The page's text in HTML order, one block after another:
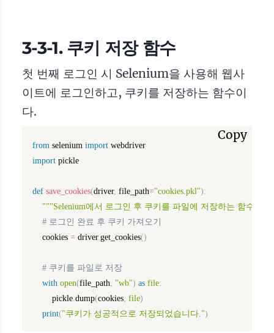
3-3-1. 쿠키 저장 함수
첫 번째 로그인 시 Selenium을 사용해 웹사
이트에 로그인하고, 쿠키를 저장하는 함수이
다.
from selenium import
import pickle
def save_cookies(driver, file_path="cookies.pkl"):
"""Selenium에서 로그인 후 쿠키를 파일에 저장하는 함수"""
# 로그인 완료 후 쿠키 가져오기
    cookies
= driver.get_cookies()
# 쿠키를 파일로 저장
with open(file_path "wb") as file:
        pickle
.dump(cookies file)
print("쿠키가 성공적으로 저장되었습니다.")
Copy